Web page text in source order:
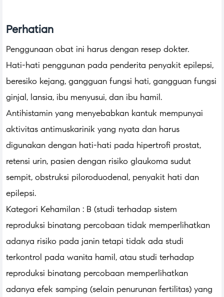
Perhatian
Penggunaan obat ini harus dengan resep dokter.
Hati-hati penggunan pada penderita penyakit epilepsi,
beresiko kejang, gangguan fungsi hati, gangguan fungsi
ginjal, lansia, ibu menyusui, dan ibu hamil.
Antihistamin yang menyebabkan kantuk mempunyai
aktivitas antimuskarinik yang nyata dan harus
digunakan dengan hati-hati pada hipertrofi prostat,
retensi urin, pasien dengan risiko glaukoma sudut
sempit, obstruksi piloroduodenal, penyakit hati dan
epilepsi.
Kategori Kehamilan : B (studi terhadap sistem
reproduksi binatang percobaan tidak memperlihatkan
adanya risiko pada janin tetapi tidak ada studi
terkontrol pada wanita hamil, atau studi terhadap
reproduksi binatang percobaan memperlihatkan
adanya efek samping (selain penurunan fertilitas) yang